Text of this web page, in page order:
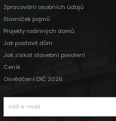
Zpracování osobních údajů
Slovníček pojmů
Projekty rodinných domů
Jak postavit dům
Jak získat stavební povolení
Ceník
Osvědčení DIČ 2026